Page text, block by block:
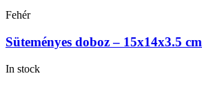
Fehér
Süteményes doboz – 15x14x3.5 cm
In stock